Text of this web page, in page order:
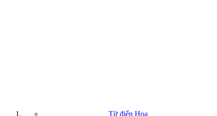
Từ điển Hoa